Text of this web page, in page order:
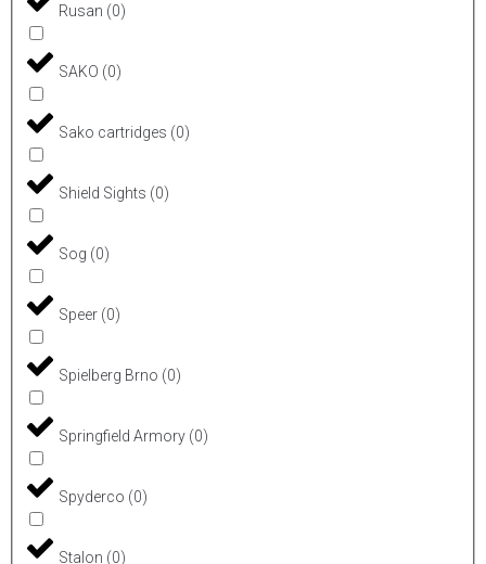
Rusan (0)
SAKO (0)
Sako cartridges (0)
Shield Sights (0)
Sog (0)
Speer (0)
Spielberg Brno (0)
Springfield Armory (0)
Spyderco (0)
Stalon (0)